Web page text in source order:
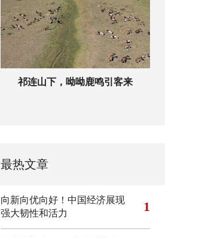
祁连山下，呦呦鹿鸣引客来
最热文章
向新向优向好！中国经济展现
强大韧性和活力
1